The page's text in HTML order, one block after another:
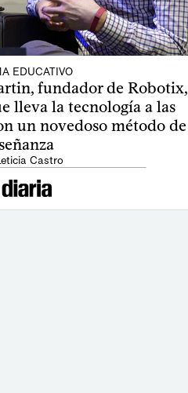
EDUCATIVO
fundador de Robotix,
lleva la tecnología a las
un novedoso método de
Castro